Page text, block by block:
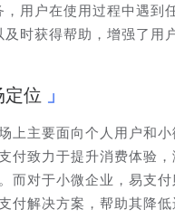
，用户在使用过程中遇到
及时获得帮助，增强了用
定位
上主要面向个人用户和
付致力于提升消费体验
而对于小微企业，易支付
付解决方案，帮助其降